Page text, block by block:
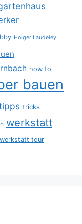
Holger Laudeley
how to
bauen
tricks
werkstatt
werkstatt tour